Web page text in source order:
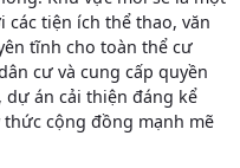
tiện ích thể thao, văn
tĩnh cho toàn thể cư
cư và cung cấp quyền
dự án cải thiện đáng kể
cộng đồng mạnh mẽ